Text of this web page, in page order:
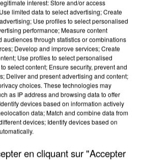
CANICULES, LES REFUGES
SONT...
interest: Store and/or access
limited data to select advertising; Create
Use profiles to select personalised
performance; Measure content
audiences through statistics or combinations
Develop and improve services; Create
Use profiles to select personalised
select content; Ensure security, prevent and
Deliver and present advertising and content;
choices. These technologies may
as IP address and browsing data to offer
devices based on information actively
data; Match and combine data from
devices; Identify devices based on
en cliquant sur "Accepter